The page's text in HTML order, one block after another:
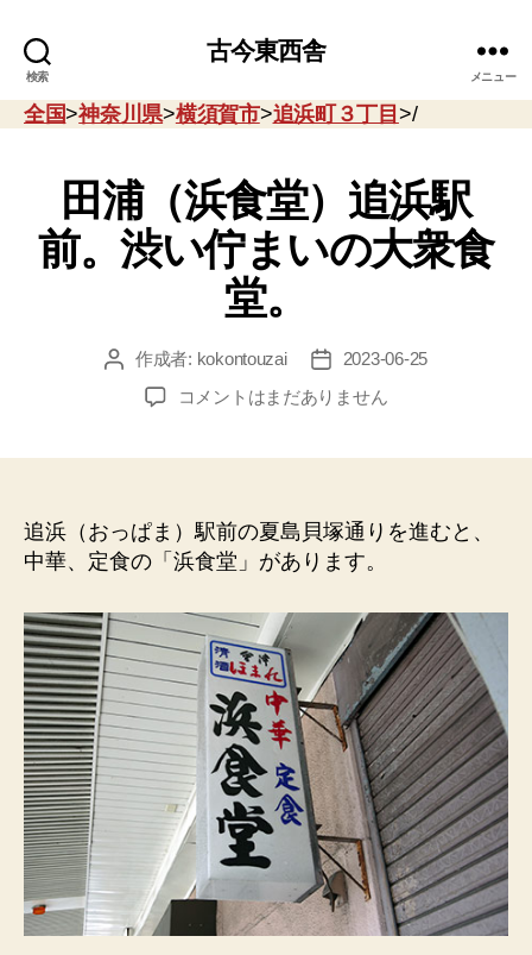
検索
古今東西舎
メニュー
全国>神奈川県>横須賀市>追浜町３丁目 >/
田浦（浜食堂）追浜駅
前。渋い佇まいの大衆食
堂。
投 作成者: kokontouzai
投
稿
日
2023-06-25
田
追
浜
駅
渋
い
佇
ま
い
の
大
衆
食
へ
コメントはまだありません
追浜（おっぱま）駅前の夏島貝塚通りを進むと、
中華、定食の「浜食堂」があります。